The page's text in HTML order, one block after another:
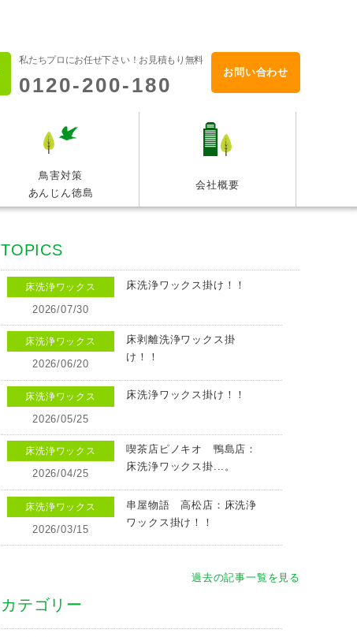
お問い合わせ
私たちプロにお任せ下さい！お見積もり無料
0120-200-180
鳥害対策
あんじん徳島
会社概要
TOPICS
床洗浄ワックス
2026/07/30
床洗浄ワックス掛け！！
床洗浄ワックス
2026/06/20
床剥離洗浄ワックス掛
け！！
床洗浄ワックス
2026/05/25
床洗浄ワックス掛け！！
床洗浄ワックス
2026/04/25
喫茶店ピノキオ 鴨島店：
床洗浄ワックス掛...。
床洗浄ワックス
2026/03/15
串屋物語 高松店：床洗浄
ワックス掛け！！
過去の記事一覧を見る
カテゴリー